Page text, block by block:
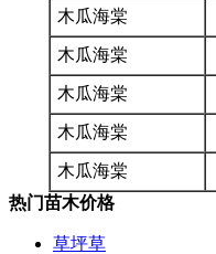
木瓜海棠
木瓜海棠
木瓜海棠
木瓜海棠
木瓜海棠
热门苗木价格
草坪草